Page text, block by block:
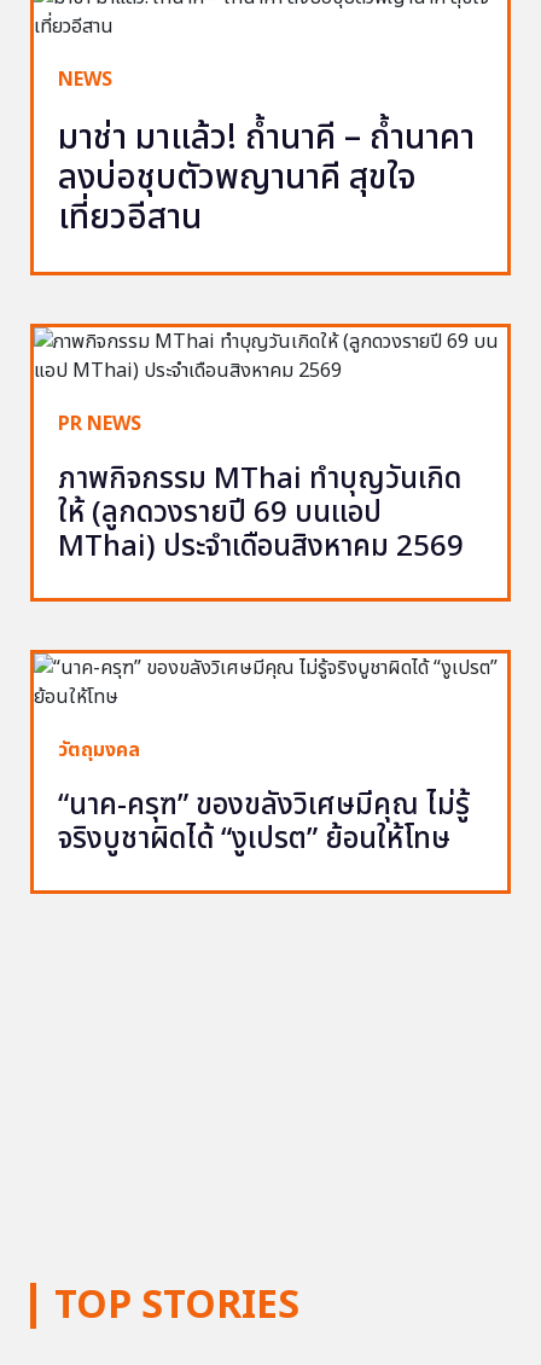
TOP STORIES
NEWS
มาช่า มาแล้ว! ถ้ำนาคี – ถ้ำนาคา
ลงบ่อชุบตัวพญานาคี สุขใจ
เที่ยวอีสาน
PR NEWS
ภาพกิจกรรม MThai ทำบุญวันเกิด
ให้ (ลูกดวงรายปี 69 บนแอป
MThai) ประจำเดือนสิงหาคม 2569
วัตถุมงคล
“นาค-ครุฑ” ของขลังวิเศษมีคุณ ไม่รู้
จริงบูชาผิดได้ “งูเปรต” ย้อนให้โทษ